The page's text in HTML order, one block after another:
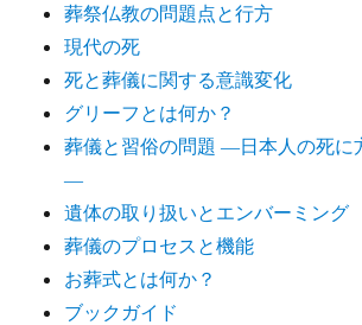
葬祭仏教の問題点と行方
現代の死
死と葬儀に関する意識変化
グリーフとは何か？
葬儀と習俗の問題 ―日本人の死に
―
遺体の取り扱いとエンバーミング
葬儀のプロセスと機能
お葬式とは何か？
ブックガイド